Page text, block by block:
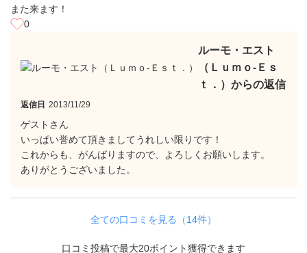
また来ます！
0
ルーモ・エスト
（Ｌｕｍｏ‐Ｅｓ
ｔ．）からの返信
返信日 2013/11/29
ゲストさん
いっぱい誉めて頂きましてうれしい限りです！
これからも、がんばりますので、よろしくお願いします。
ありがとうございました。
全ての口コミを見る（14件）
口コミ投稿で最大20ポイント獲得できます